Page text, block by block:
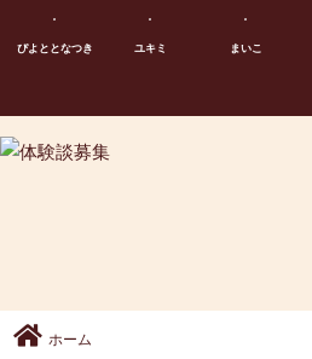
ぴよととなつき ユキミ まいこ
ホーム